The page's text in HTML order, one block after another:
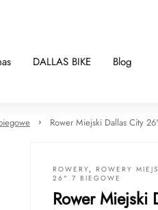
DALLAS BIKE Blog
Rower Miejski Dallas City
ROWERY, ROWERY
26" 7 BIEGOWE
Rower Miejski